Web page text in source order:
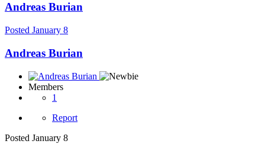
Andreas Burian
Posted January 8
Andreas Burian
Members
1
Report
Posted January 8